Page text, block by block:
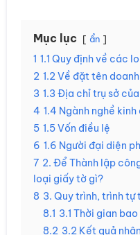
Mục lục ẩn
1 1.1 Quy định về các
2 1.2 Về đặt tên
3 1.3 Địa chỉ trụ sở
4 1.4 Ngành nghề kinh
5 1.5 Vốn điều lệ
6 1.6 Người đại diện
7 2. Để Thành lập
loại giấy tờ gì?
8 3. Quy trình, trình tự
8.1 3.1 Thời gian
8.2 3.2 Kết quả